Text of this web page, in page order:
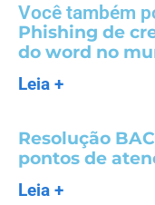
Você também
Phishing de
do word no
Leia +
Resolução
pontos de
Leia +